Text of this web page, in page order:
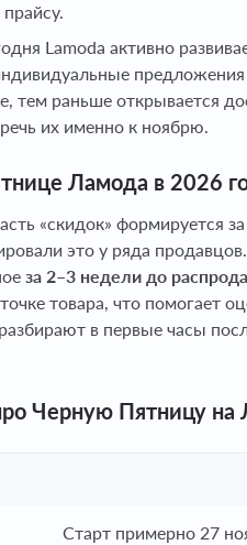
Lamoda активно
раньше открывается
их именно к ноябрю.
Ламода в 2026
«скидок» формируется за
это у ряда
за 2–3 недели до
товара, что помогает
в первые часы
Черную Пятницу на
Старт примерно 27